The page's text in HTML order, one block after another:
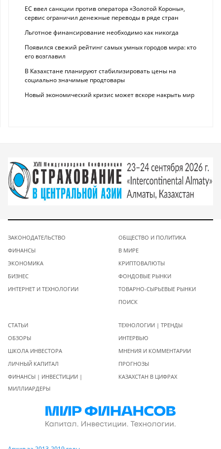
ЕС ввел санкции против оператора «Золотой Короны»,
сервис ограничил денежные переводы в ряде стран
Льготное финансирование необходимо как никогда
Появился свежий рейтинг самых умных городов мира: кто
его возглавил
В Казахстане планируют стабилизировать цены на
социально значимые продтовары
Новый экономический кризис может вскоре накрыть мир
ЗАКОНОДАТЕЛЬСТВО
ФИНАНСЫ
ЭКОНОМИКА
БИЗНЕС
ИНТЕРНЕТ И ТЕХНОЛОГИИ
ОБЩЕСТВО И ПОЛИТИКА
В МИРЕ
КРИПТОВАЛЮТЫ
ФОНДОВЫЕ РЫНКИ
ТОВАРНО-СЫРЬЕВЫЕ РЫНКИ
ПОИСК
СТАТЬИ
ОБЗОРЫ
ШКОЛА ИНВЕСТОРА
ЛИЧНЫЙ КАПИТАЛ
ФИНАНСЫ | ИНВЕСТИЦИИ |
МИЛЛИАРДЕРЫ
ТЕХНОЛОГИИ | ТРЕНДЫ
ИНТЕРВЬЮ
МНЕНИЯ И КОММЕНТАРИИ
ПРОГНОЗЫ
КАЗАХСТАН В ЦИФРАХ